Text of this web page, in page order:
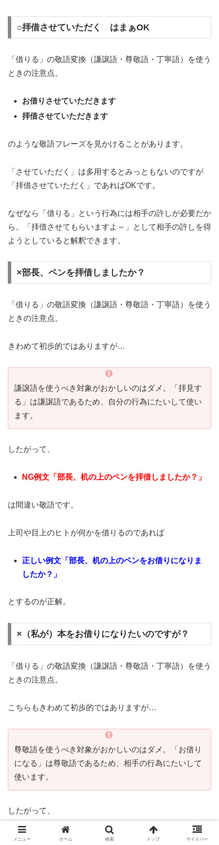
○拝借させていただく はまぁOK
「借りる」の敬語変換（謙譲語・尊敬語・丁寧語）を使う
ときの注意点。
お借りさせていただきます
拝借させていただきます
のような敬語フレーズを見かけることがあります。
「させていただく」は多用するとみっともないのですが
「拝借させていただく」であればOKです。
なぜなら「借りる」という行為には相手の許しが必要だか
ら。「拝借させてもらいますよ～」として相手の許しを得
ようとしていると解釈できます。
×部長、ペンを拝借しましたか？
「借りる」の敬語変換（謙譲語・尊敬語・丁寧語）を使う
ときの注意点。
きわめて初歩的ではありますが…
謙譲語を使うべき対象がおかしいのはダメ。「拝見す
る」は謙譲語であるため、自分の行為にたいして使い
ます。
したがって、
NG例文「部長、机の上のペンを拝借しましたか？」
は間違い敬語です。
上司や目上のヒトが何かを借りるのであれば
正しい例文「部長、机の上のペンをお借りになりま
したか？」
とするのが正解。
×（私が）本をお借りになりたいのですが？
「借りる」の敬語変換（謙譲語・尊敬語・丁寧語）を使う
ときの注意点。
こちらもきわめて初歩的ではありますが…
尊敬語を使うべき対象がおかしいのはダメ。「お借り
になる」は尊敬語であるため、相手の行為にたいして
使います。
したがって、
NG例文（私が）本をお借りになりたいのですが？
メニュー ホーム 検索 トップ サイドバー